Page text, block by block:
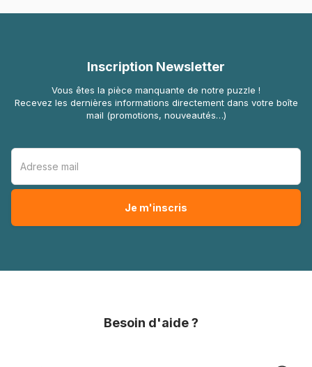
Inscription Newsletter
Vous êtes la pièce manquante de notre puzzle !
Recevez les dernières informations directement dans votre boîte
mail (promotions, nouveautés…)
Besoin d'aide ?